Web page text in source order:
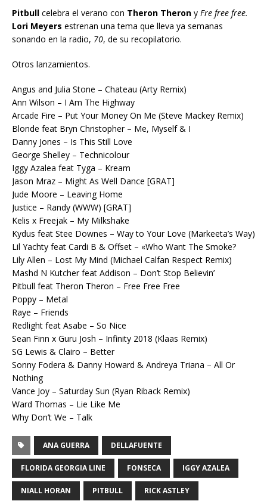
Pitbull celebra el verano con Theron Theron y Fre free free.
Lori Meyers estrenan una tema que lleva ya semanas
sonando en la radio, 70, de su recopilatorio.
Otros lanzamientos.
Angus and Julia Stone – Chateau (Arty Remix)
Ann Wilson – I Am The Highway
Arcade Fire – Put Your Money On Me (Steve Mackey Remix)
Blonde feat Bryn Christopher – Me, Myself & I
Danny Jones – Is This Still Love
George Shelley – Technicolour
Iggy Azalea feat Tyga – Kream
Jason Mraz – Might As Well Dance [GRAT]
Jude Moore – Leaving Home
Justice – Randy (WWW) [GRAT]
Kelis x Freejak – My Milkshake
Kydus feat Stee Downes – Way to Your Love (Markeeta’s Way)
Lil Yachty feat Cardi B & Offset – «Who Want The Smoke?
Lily Allen – Lost My Mind (Michael Calfan Respect Remix)
Mashd N Kutcher feat Addison – Don’t Stop Believin’
Pitbull feat Theron Theron – Free Free Free
Poppy – Metal
Raye – Friends
Redlight feat Asabe – So Nice
Sean Finn x Guru Josh – Infinity 2018 (Klaas Remix)
SG Lewis & Clairo – Better
Sonny Fodera & Danny Howard & Andreya Triana – All Or
Nothing
Vance Joy – Saturday Sun (Ryan Riback Remix)
Ward Thomas – Lie Like Me
Why Don’t We – Talk
ANA GUERRA DELLAFUENTE
FLORIDA GEORGIA LINE FONSECA IGGY AZALEA
NIALL HORAN PITBULL RICK ASTLEY